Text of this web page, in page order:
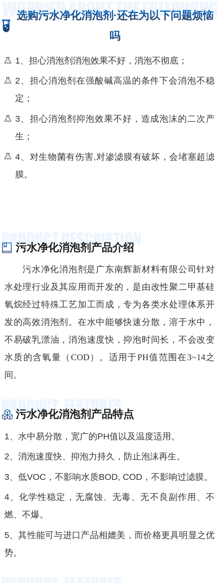
选购污水净化消泡剂·还在为以下问题烦恼
吗
1、担心消泡剂消泡效果不好，消泡不彻底；
2、担心消泡剂在强酸碱高温的条件下会消泡不稳
定；
3、担心消泡剂抑泡效果不好，造成泡沫的二次产
生；
4、对生物菌有伤害,对渗滤膜有破坏，会堵塞超滤
膜。
污水净化消泡剂产品介绍
污水净化消泡剂是广东南辉新材料有限公司针对
水处理行业及其应用而开发的，是由改性聚二甲基硅
氧烷经过特殊工艺加工而成，专为各类水处理体系开
发的高效消泡剂。在水中能够快速分散，溶于水中，
不易破乳漂油，消泡速度快，抑泡时间长，不会改变
水质的含氧量（COD）。适用于PH值范围在3~14之
间。
污水净化消泡剂产品特点
1、水中易分散，宽广的PH值以及温度适用。
2、消泡速度快、抑泡力持久，防止泡沫再生。
3、低VOC，不影响水质BOD, COD，不影响过滤膜。
4、化学性稳定，无腐蚀、无毒、无不良副作用、不
燃、不爆。
5、其性能可与进口产品相媲美，而价格更具明显之优
势。